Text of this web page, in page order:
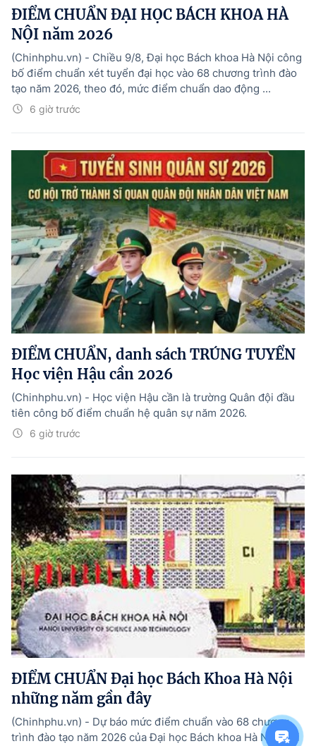
ĐIỂM CHUẨN ĐẠI HỌC BÁCH KHOA HÀ
NỘI năm 2026
6 giờ trước
(Chinhphu.vn) - Chiều 9/8, Đại học Bách khoa Hà Nội công
bố điểm chuẩn xét tuyển đại học vào 68 chương trình đào
tạo năm 2026, theo đó, mức điểm chuẩn dao động ...
ĐIỂM CHUẨN, danh sách TRÚNG TUYỂN
Học viện Hậu cần 2026
6 giờ trước
(Chinhphu.vn) - Học viện Hậu cần là trường Quân đội đầu
tiên công bố điểm chuẩn hệ quân sự năm 2026.
ĐIỂM CHUẨN Đại học Bách Khoa Hà Nội
những năm gần đây
(Chinhphu.vn) - Dự báo mức điểm chuẩn vào 68 chương
trình đào tạo năm 2026 của Đại học Bách khoa Hà Nội. Chi